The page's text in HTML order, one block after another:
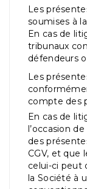
Les
soumises à
En cas de
tribunaux
défendeurs
Les
compte des
En cas de
l’occasion
des
CGV, et que
celui-ci peut
la Société à